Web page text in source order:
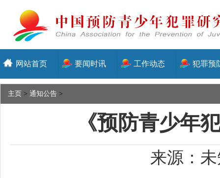
网站首页 要闻时讯 工作动态 犯罪预
主页 > 通知公告 >
《预防青少年
来源：